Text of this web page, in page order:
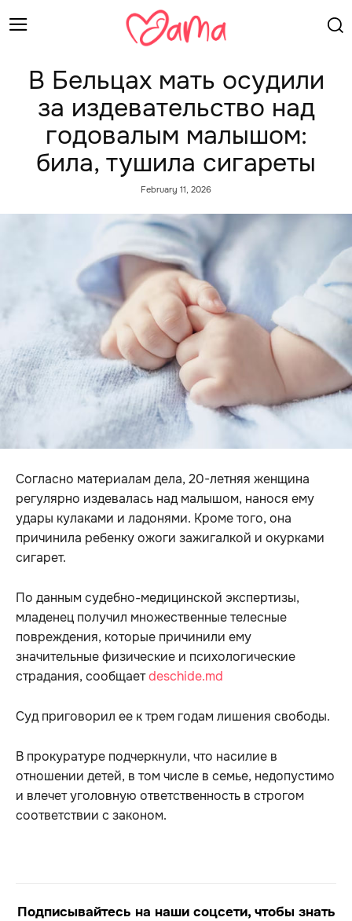
В Бельцах мать осудили
за издевательство над
годовалым малышом:
била, тушила сигареты
February 11, 2026
Согласно материалам дела, 20-летняя женщина
регулярно издевалась над малышом, нанося ему
удары кулаками и ладонями. Кроме того, она
причинила ребенку ожоги зажигалкой и окурками
сигарет.
По данным судебно-медицинской экспертизы,
младенец получил множественные телесные
повреждения, которые причинили ему
значительные физические и психологические
страдания, сообщаетdeschide.md
Суд приговорил ее к трем годам лишения свободы.
В прокуратуре подчеркнули, что насилие в
отношении детей, в том числе в семье, недопустимо
и влечет уголовную ответственность в строгом
соответствии с законом.
Подписывайтесь на наши соцсети, чтобы знать